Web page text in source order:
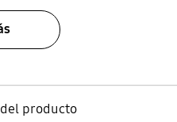
producto